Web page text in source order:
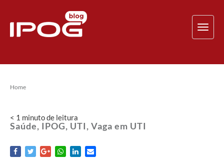
Home
< 1 minutode leitura
Saúde, IPOG, UTI, Vaga em UTI